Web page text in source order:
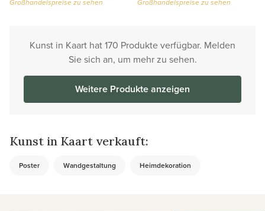
Großhandelspreise zu sehen
Großhandelspreise zu sehen
Kunst in Kaart hat 170 Produkte verfügbar. Melden
Sie sich an, um mehr zu sehen.
Weitere Produkte anzeigen
Kunst in Kaart verkauft:
Poster Wandgestaltung Heimdekoration